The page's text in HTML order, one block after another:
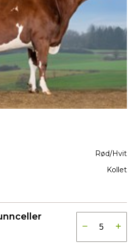
Rød/Hvit
Kollet